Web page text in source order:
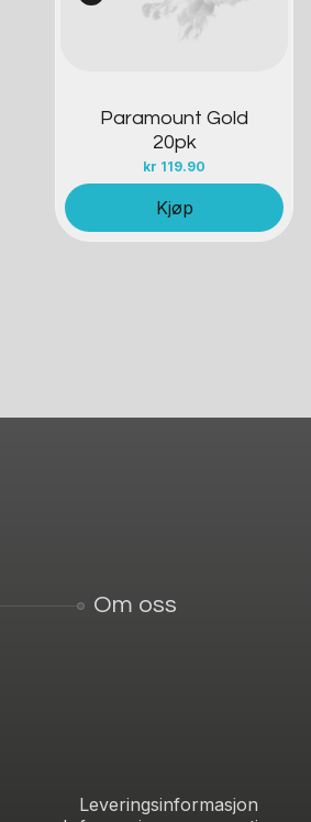
Paramount Gold
20pk
kr 119.90
Kjøp
Om oss
Leveringsinformasjon